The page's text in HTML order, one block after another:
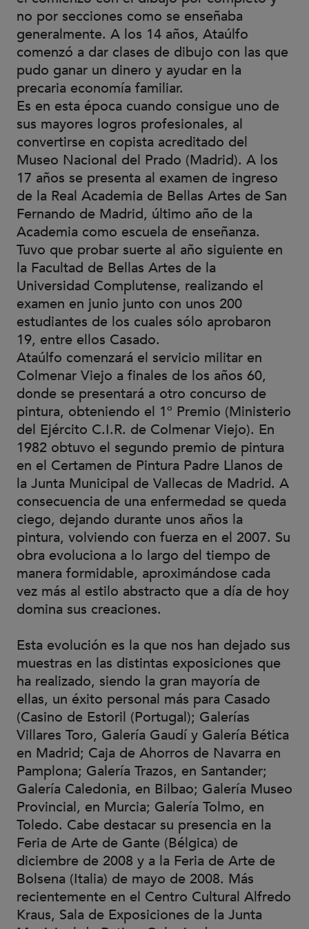
no por secciones como se enseñaba
generalmente. A los 14 años, Ataúlfo
comenzó a dar clases de dibujo con las que
pudo ganar un dinero y ayudar en la
precaria economía familiar.
Es en esta época cuando consigue uno de
sus mayores logros profesionales, al
convertirse en copista acreditado del
Museo Nacional del Prado (Madrid). A los
17 años se presenta al examen de ingreso
de la Real Academia de Bellas Artes de San
Fernando de Madrid, último año de la
Academia como escuela de enseñanza.
Tuvo que probar suerte al año siguiente en
la Facultad de Bellas Artes de la
Universidad Complutense, realizando el
examen en junio junto con unos 200
estudiantes de los cuales sólo aprobaron
19, entre ellos Casado.
Ataúlfo comenzará el servicio militar en
Colmenar Viejo a finales de los años 60,
donde se presentará a otro concurso de
pintura, obteniendo el 1º Premio (Ministerio
del Ejército C.I.R. de Colmenar Viejo). En
1982 obtuvo el segundo premio de pintura
en el Certamen de Pintura Padre Llanos de
la Junta Municipal de Vallecas de Madrid. A
consecuencia de una enfermedad se queda
ciego, dejando durante unos años la
pintura, volviendo con fuerza en el 2007. Su
obra evoluciona a lo largo del tiempo de
manera formidable, aproximándose cada
vez más al estilo abstracto que a día de hoy
domina sus creaciones.
Esta evolución es la que nos han dejado sus
muestras en las distintas exposiciones que
ha realizado, siendo la gran mayoría de
ellas, un éxito personal más para Casado
(Casino de Estoril (Portugal); Galerías
Villares Toro, Galería Gaudí y Galería Bética
en Madrid; Caja de Ahorros de Navarra en
Pamplona; Galería Trazos, en Santander;
Galería Caledonia, en Bilbao; Galería Museo
Provincial, en Murcia; Galería Tolmo, en
Toledo. Cabe destacar su presencia en la
Feria de Arte de Gante (Bélgica) de
diciembre de 2008 y a la Feria de Arte de
Bolsena (Italia) de mayo de 2008. Más
recientemente en el Centro Cultural Alfredo
Kraus, Sala de Exposiciones de la Junta